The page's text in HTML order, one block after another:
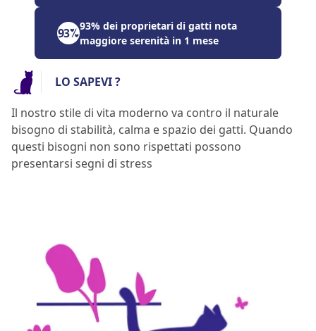
93% dei proprietari di gatti nota
maggiore serenità in 1 mese
LO SAPEVI ?
Il nostro stile di vita moderno va contro il naturale
bisogno di stabilità, calma e spazio dei gatti. Quando
questi bisogni non sono rispettati possono
presentarsi segni di stress